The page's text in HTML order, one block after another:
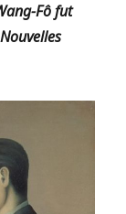
Fô fut
Nouvelles